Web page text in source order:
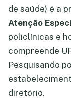
de saúde) é a
Atenção
policlínicas e
compreende
Pesquisando
diretório.